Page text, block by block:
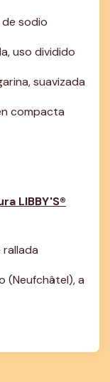
sodio
uso dividido
suavizada
compacta
LIBBY'S®
(Neufchâtel), a